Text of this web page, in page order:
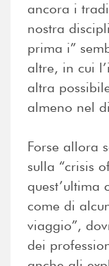
ancora i
nostra
prima i”
altre, in cui
altra
almeno nel
Forse allora
sulla “crisis
quest’ultima
come di
viaggio”,
dei